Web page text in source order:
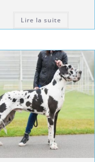
Lire la suite